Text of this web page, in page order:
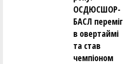
ОСДЮСШОР-
БАСЛ переміг
в овертаймі
та став
чемпіоном